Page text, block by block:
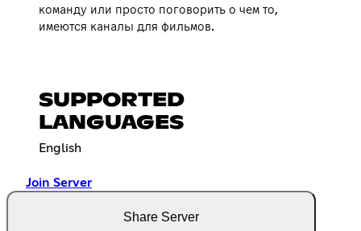
команду или просто поговорить о чем то,
имеются каналы для фильмов.
SUPPORTED
LANGUAGES
English
Join Server
Share Server